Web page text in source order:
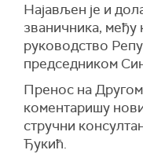
Најављен је и
званичника, међу
руководство
председником
Пренос на
коментаришу
стручни
Ђукић.